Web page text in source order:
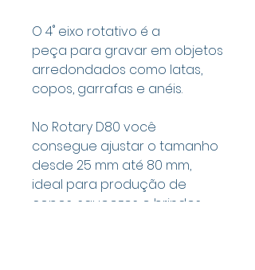
O 4˚ eixo rotativo é a
peça para gravar em objetos
arredondados como latas,
copos, garrafas e anéis.
No Rotary D80 você
consegue ajustar o tamanho
desde 25 mm até 80 mm,
ideal para produção de
copos, squeezes e brindes